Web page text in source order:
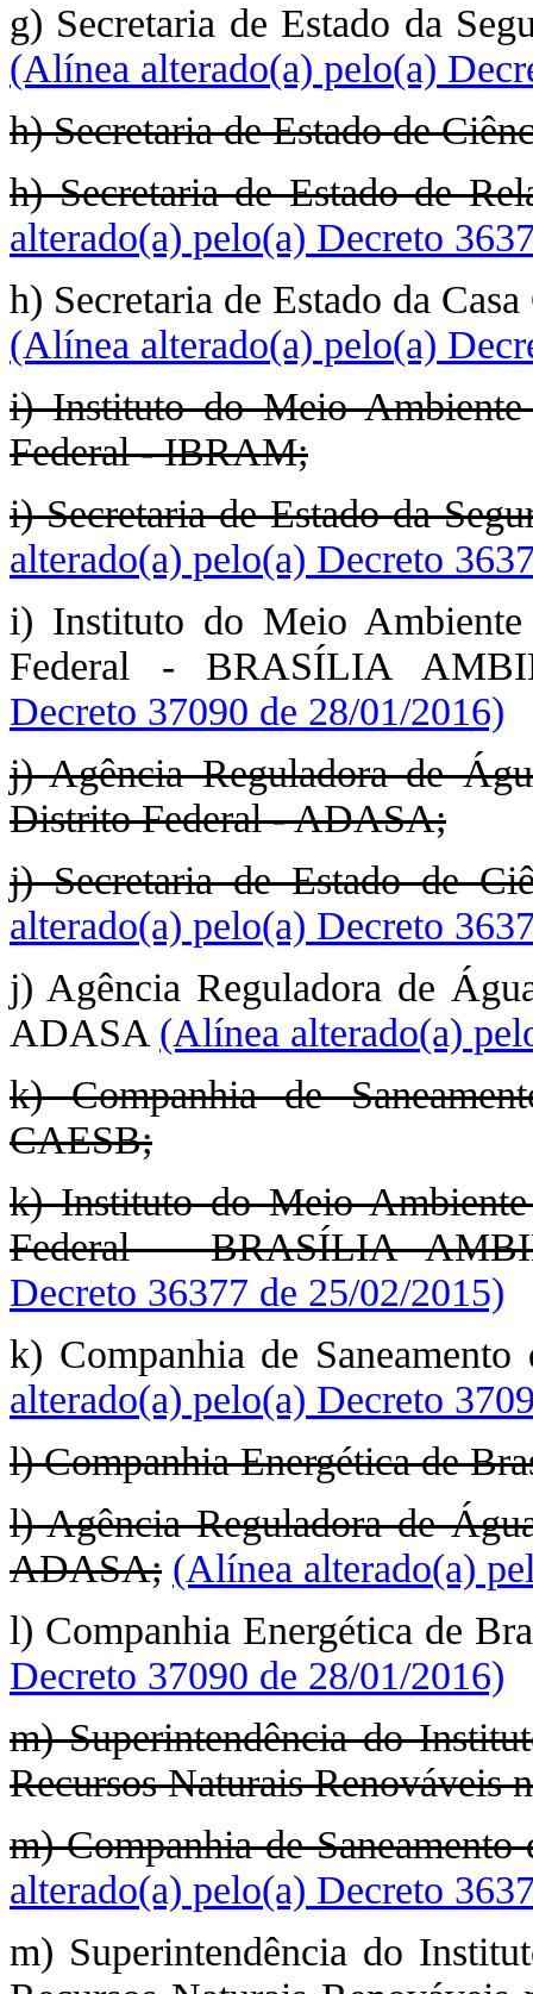
g) Secretaria de Estado da
(Alínea alterado(a) pelo(a)
h) Secretaria de Estado de
h) Secretaria de Estado de
alterado(a) pelo(a) Decreto
h) Secretaria de Estado da
(Alínea alterado(a) pelo(a)
i) Instituto do Meio
Federal - IBRAM;
i) Secretaria de Estado da
alterado(a) pelo(a) Decreto
i) Instituto do Meio
Federal - BRASÍLIA
Decreto 37090 de 28/01/2016)
j) Agência Reguladora de
Distrito Federal - ADASA;
j) Secretaria de Estado de
alterado(a) pelo(a) Decreto
j) Agência Reguladora de
ADASA (Alínea alterado(a)
k) Companhia de
CAESB;
k) Instituto do Meio
Federal – BRASÍLIA
Decreto 36377 de 25/02/2015)
k) Companhia de
alterado(a) pelo(a) Decreto
l) Companhia Energética de
l) Agência Reguladora de
ADASA; (Alínea alterado(a)
l) Companhia Energética de
Decreto 37090 de 28/01/2016)
m) Superintendência do
Recursos Naturais Renováveis
m) Companhia de
alterado(a) pelo(a) Decreto
m) Superintendência do